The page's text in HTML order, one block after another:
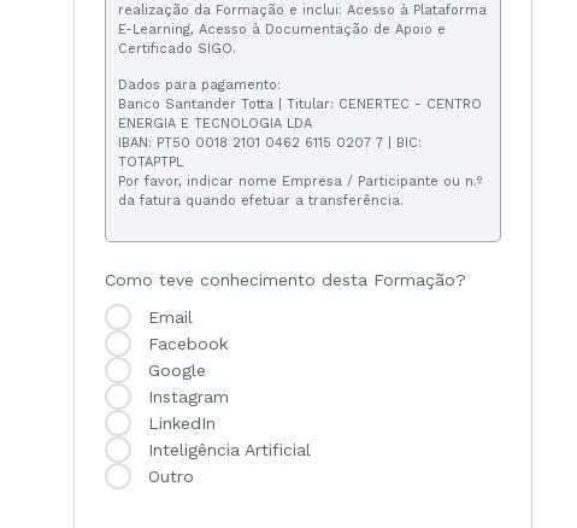
realização da Formação e inclui: Acesso à Plataforma
E-Learning, Acesso à Documentação de Apoio e
Certificado SIGO.
Dados para pagamento:
Banco Santander Totta | Titular: CENERTEC - CENTRO
ENERGIA E TECNOLOGIA LDA
IBAN: PT50 0018 2101 0462 6115 0207 7 | BIC:
TOTAPTPL
Por favor, indicar nome Empresa / Participante ou n.º
da fatura quando efetuar a transferência.
Como teve conhecimento desta Formação?
Email
Facebook
Google
Instagram
LinkedIn
Inteligência Artificial
Outro